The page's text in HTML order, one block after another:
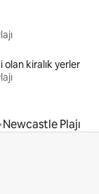
olan kiralık yerler
Newcastle Plajı